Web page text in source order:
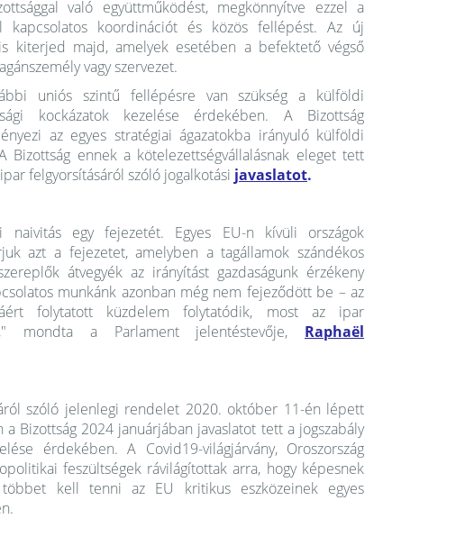
való együttműködést, megkönnyítve ezzel a
kapcsolatos koordinációt és közös fellépést. Az új
kiterjed majd, amelyek esetében a befektető végső
vagy szervezet.
uniós szintű fellépésre van szükség a külföldi
kockázatok kezelése érdekében. A Bizottság
az egyes stratégiai ágazatokba irányuló külföldi
Bizottság ennek a kötelezettségvállalásnak eleget tett
felgyorsításáról szóló jogalkotási javaslatot.
naivitás egy fejezetét. Egyes EU-n kívüli országok
azt a fejezetet, amelyben a tagállamok szándékos
átvegyék az irányítást gazdaságunk érzékeny
munkánk azonban még nem fejeződött be – az
folytatott küzdelem folytatódik, most az ipar
mondta a Parlament jelentéstevője, Raphaël
szóló jelenlegi rendelet 2020. október 11-én lépett
Bizottság 2024 januárjában javaslatot tett a jogszabály
érdekében. A Covid19-világjárvány, Oroszország
feszültségek rávilágítottak arra, hogy képesnek
kell tenni az EU kritikus eszközeinek egyes